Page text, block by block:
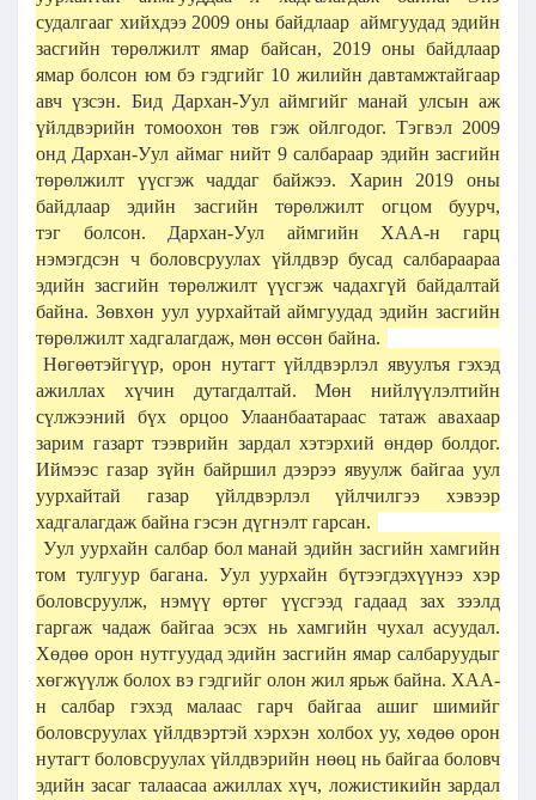
судалгааг хийхдээ 2009 оны байдлаар аймгуудад эдийн
засгийн төрөлжилт ямар байсан, 2019 оны байдлаар
ямар болсон юм бэ гэдгийг 10 жилийн давтамжтайгаар
авч үзсэн. Бид Дархан-Уул аймгийг манай улсын аж
үйлдвэрийн томоохон төв гэж ойлгодог. Тэгвэл 2009
онд Дархан-Уул аймаг нийт 9 салбараар эдийн засгийн
төрөлжилт үүсгэж чаддаг байжээ. Харин 2019 оны
байдлаар эдийн засгийн төрөлжилт огцом буурч,
тэг болсон. Дархан-Уул аймгийн ХАА-н гарц
нэмэгдсэн ч боловсруулах үйлдвэр бусад салбараараа
эдийн засгийн төрөлжилт үүсгэж чадахгүй байдалтай
байна. Зөвхөн уул уурхайтай аймгуудад эдийн засгийн
төрөлжилт хадгалагдаж, мөн өссөн байна.
Нөгөөтэйгүүр, орон нутагт үйлдвэрлэл явуулъя гэхэд
ажиллах хүчин дутагдалтай. Мөн нийлүүлэлтийн
сүлжээний бүх орцоо Улаанбаатараас татаж авахаар
зарим газарт тээврийн зардал хэтэрхий өндөр болдог.
Иймээс газар зүйн байршил дээрээ явуулж байгаа уул
уурхайтай газар үйлдвэрлэл үйлчилгээ хэвээр
хадгалагдаж байна гэсэн дүгнэлт гарсан.
Уул уурхайн салбар бол манай эдийн засгийн хамгийн
том тулгуур багана. Уул уурхайн бүтээгдэхүүнээ хэр
боловсруулж, нэмүү өртөг үүсгээд гадаад зах зээлд
гаргаж чадаж байгаа эсэх нь хамгийн чухал асуудал.
Хөдөө орон нутгуудад эдийн засгийн ямар салбаруудыг
хөгжүүлж болох вэ гэдгийг олон жил ярьж байна. ХАА-
н салбар гэхэд малаас гарч байгаа ашиг шимийг
боловсруулах үйлдвэртэй хэрхэн холбох уу, хөдөө орон
нутагт боловсруулах үйлдвэрийн нөөц нь байгаа боловч
эдийн засаг талаасаа ажиллах хүч, ложистикийн зардал